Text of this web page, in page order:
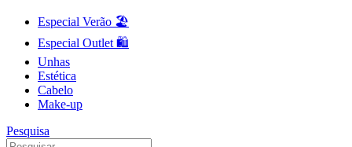
Especial Verão 🏖️
Especial Outlet 🛍️
Unhas
Estética
Cabelo
Make-up
Pesquisa